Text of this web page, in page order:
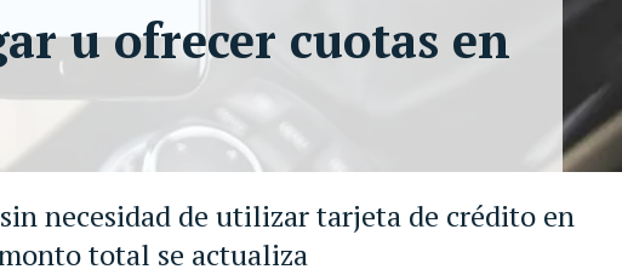
necesidad de utilizar tarjeta de crédito en
total se actualiza
u ofrecer cuotas en